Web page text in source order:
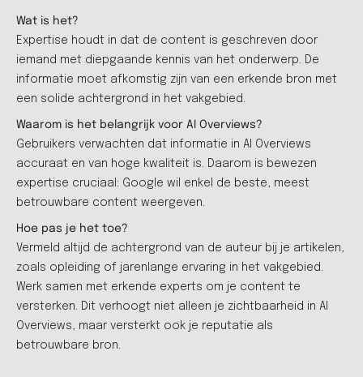
Wat is het?
Expertise houdt in dat de content is geschreven door
iemand met diepgaande kennis van het onderwerp. De
informatie moet afkomstig zijn van een erkende bron met
een solide achtergrond in het vakgebied.
Waarom is het belangrijk voor AI Overviews?
Gebruikers verwachten dat informatie in AI Overviews
accuraat en van hoge kwaliteit is. Daarom is bewezen
expertise cruciaal: Google wil enkel de beste, meest
betrouwbare content weergeven.
Hoe pas je het toe?
Vermeld altijd de achtergrond van de auteur bij je artikelen,
zoals opleiding of jarenlange ervaring in het vakgebied.
Werk samen met erkende experts om je content te
versterken. Dit verhoogt niet alleen je zichtbaarheid in AI
Overviews, maar versterkt ook je reputatie als
betrouwbare bron.